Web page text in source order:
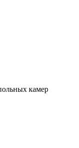
камер